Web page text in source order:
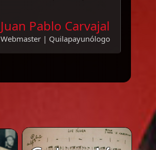
Juan Pablo Carvajal
Webmaster | Quilapayunólogo